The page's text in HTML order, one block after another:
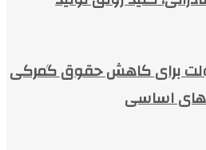
برای کاهش حقوق گمرکی
اساسی